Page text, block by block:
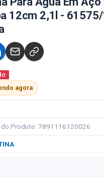
12cm 2,1l -
agora
do Produto: 7891116120026